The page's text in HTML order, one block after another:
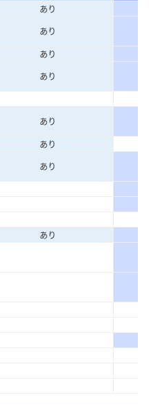
あり
あり
あり
あり
あり
あり
あり
あり